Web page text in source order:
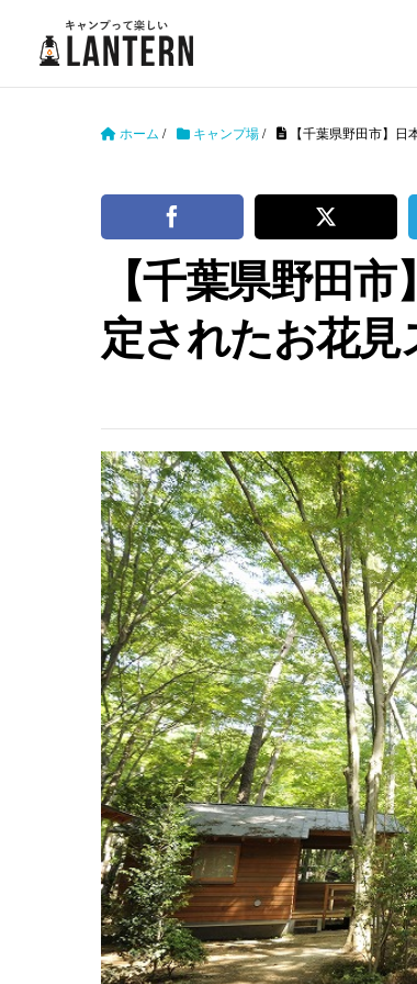
ホーム / キャンプ場/ 【千葉県野田市】
【千葉県野田
定されたお花